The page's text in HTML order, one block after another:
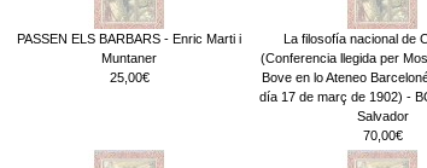
PASSEN ELS BARBARS - Enric Marti i
Muntaner
25,00€
La filosofía nacional de
(Conferencia llegida per
Bove en lo Ateneo
día 17 de març de 1902) -
Salvador
70,00€